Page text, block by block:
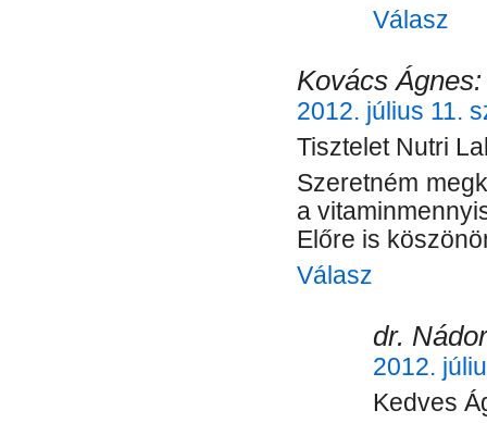
Válasz
Kovács Ágnes:
2012. július 11.
Tisztelet Nutri
Szeretném
a
Előre is
Válasz
dr.
2012.
Kedves